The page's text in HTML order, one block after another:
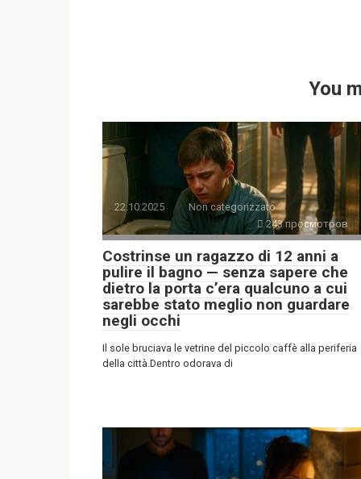
You
22.10.2025
Non categorizzato
243 просмотров
Costrinse un ragazzo di 12 anni a
pulire il bagno — senza sapere che
dietro la porta c’era qualcuno a cui
sarebbe stato meglio non guardare
negli occhi
Il sole bruciava le vetrine del piccolo caffè alla periferia
della città.Dentro odorava di